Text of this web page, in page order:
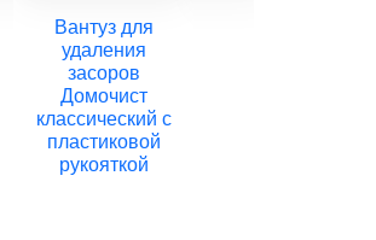
Вантуз для
удаления
засоров
Домочист
классический с
пластиковой
рукояткой